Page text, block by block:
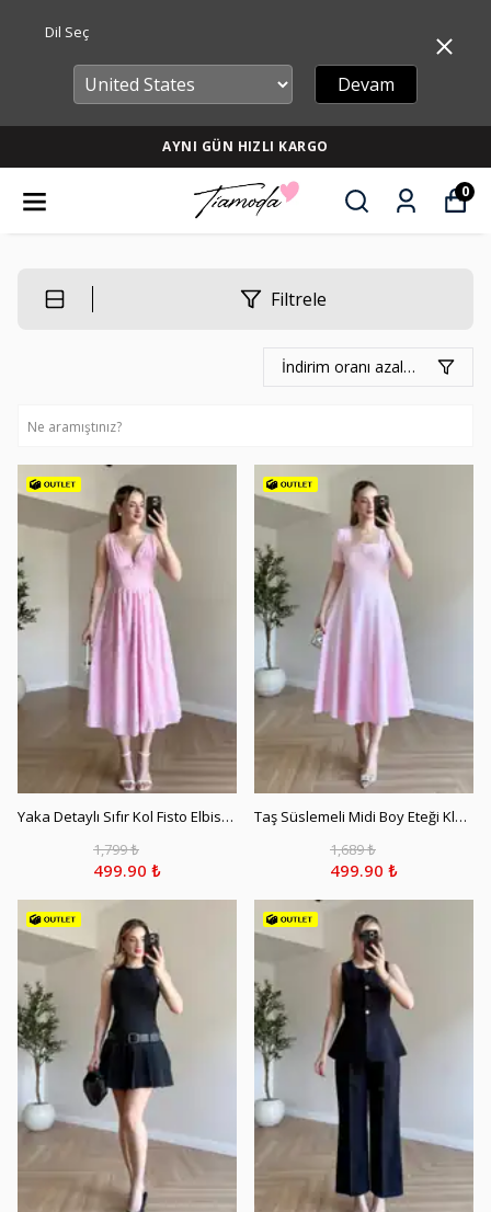
Dil Seç
Devam
AYNI GÜN HIZLI KARGO
0
Filtrele
İndirim oranı azalan
Yaka Detaylı Sıfır Kol Fisto Elbise - Pembe
1,799 ₺
499.90 ₺
Taş Süslemeli Midi Boy Eteği Kloş Elbise - Pembe
1,689 ₺
499.90 ₺